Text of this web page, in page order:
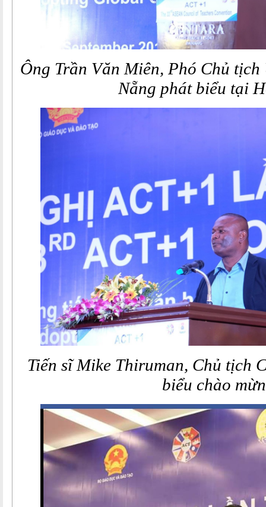
Ông Trần Văn Miên, Phó Chủ
Nẵng phát biểu tại
Tiến sĩ Mike Thiruman, Chủ tịch
biểu chào